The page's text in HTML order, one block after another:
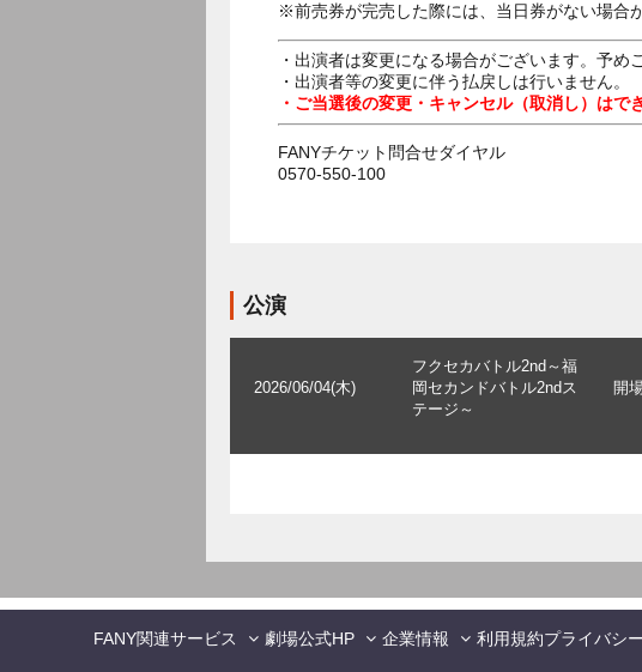
※前売券が完売した際には、当日券がない場合
・出演者は変更になる場合がございます。予め
・出演者等の変更に伴う払戻しは行いません。
・ご当選後の変更・キャンセル（取消し）はで
FANYチケット問合せダイヤル
0570-550-100
公演
2026/06/04(木)
フクセカバトル2nd～福
岡セカンドバトル2ndス
テージ～
開
FANY関連サービス 劇場公式HP 企業情報 利用規約プライバシ